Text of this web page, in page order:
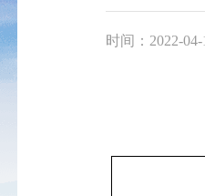
时间：2022-04-